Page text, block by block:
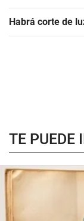
Habrá corte de
TE PUEDE